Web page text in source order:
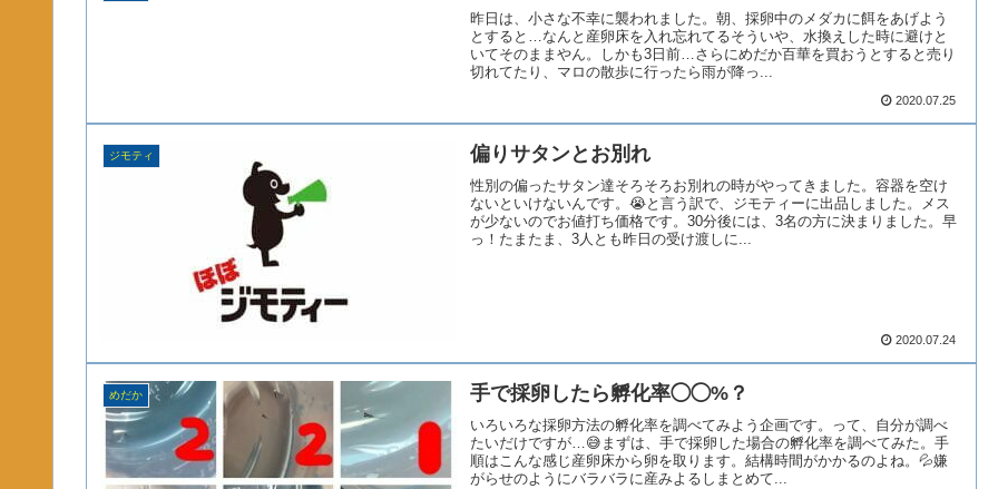
昨日は、小さな不幸に襲われました。朝、採卵中のメダカに餌をあげよう
とすると…なんと産卵床を入れ忘れてるそういや、水換えした時に避けと
いてそのままやん。しかも3日前…さらにめだか百華を買おうとすると売り
切れてたり、マロの散歩に行ったら雨が降っ...
2020.07.25
ジモティ 偏りサタンとお別れ
性別の偏ったサタン達そろそろお別れの時がやってきました。容器を空け
ないといけないんです。😭と言う訳で、ジモティーに出品しました。メス
が少ないのでお値打ち価格です。30分後には、3名の方に決まりました。早
っ！たまたま、3人とも昨日の受け渡しに...
2020.07.24
めだか 手で採卵したら孵化率◯◯%？
いろいろな採卵方法の孵化率を調べてみよう企画です。って、自分が調べ
たいだけですが…😅まずは、手で採卵した場合の孵化率を調べてみた。手
順はこんな感じ産卵床から卵を取ります。結構時間がかかるのよね。💦嫌
がらせのようにバラバラに産みよるしまとめて...